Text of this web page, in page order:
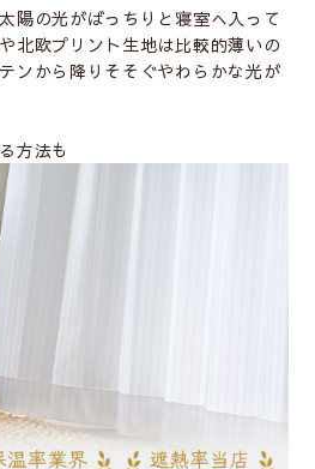
陽の光がばっちりと寝室へ入って
北欧プリント生地は比較的薄いの
ンから降りそそぐやわらかな光が
方法も